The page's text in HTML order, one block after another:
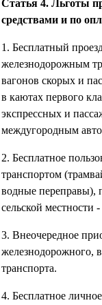
Статья 4. Льготы
средствами и по
1. Бесплатный
железнодорожным
вагонов скорых и
в каютах первого
экспрессных и
междугородным
2. Бесплатное
транспортом
водные переправы),
сельской местности
3. Внеочередное
железнодорожного,
транспорта.
4. Бесплатное